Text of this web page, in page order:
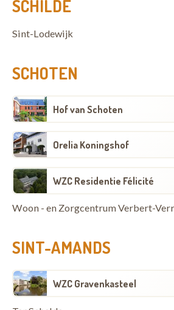
SCHILDE
Sint-Lodewijk
SCHOTEN
Hof van Schoten
Orelia Koningshof
WZC Residentie Félicité
Woon - en Zorgcentrum Verbert-
SINT-AMANDS
WZC Gravenkasteel